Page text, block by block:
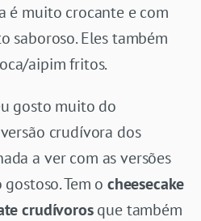
é muito crocante e com
saboroso. Eles também
aipim fritos.
gosto muito do
crudívora dos
a ver com as versões
Tem o cheesecake
crudívorosque também